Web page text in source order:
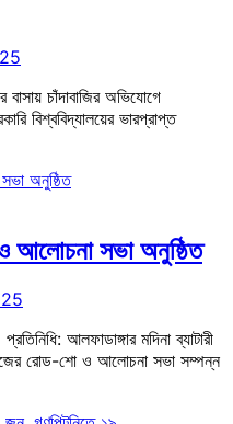
চাঁদাবাজির অভিযোগে
বিশ্ববিদ্যালয়ের ভারপ্রাপ্ত
আলোচনা সভা অনুষ্ঠিত
আলফাডাঙ্গার মদিনা ব্যাটারী
রোড-শো ও আলোচনা সভা সম্পন্ন